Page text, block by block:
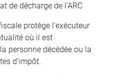
de décharge de l’ARC
protège l’exécuteur
où il est
personne décédée ou la
d’impôt.